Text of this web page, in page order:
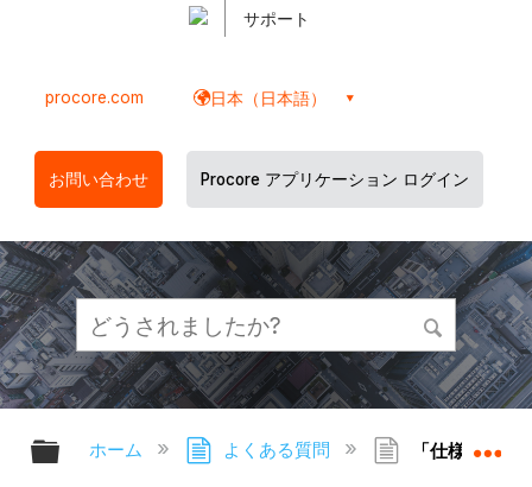
サポート
procore.com 日本（日本語）
お問い合わせ Procore アプリケーション ログイン
グローバル階層を展開/折りたたむ
ホーム よくある質問 「仕様セクシ